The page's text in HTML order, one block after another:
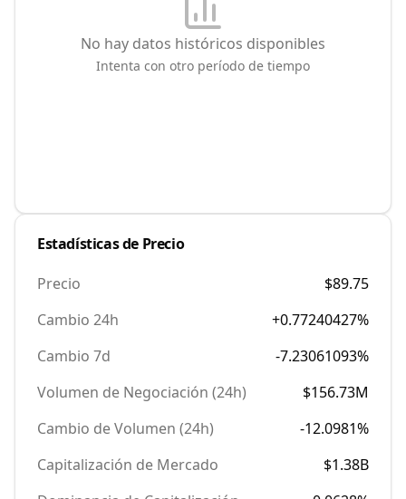
No hay datos históricos disponibles
Intenta con otro período de tiempo
Estadísticas de Precio
Precio
$89.75
Cambio 24h
+0.77240427%
Cambio 7d
-7.23061093%
Volumen de Negociación (24h)
$156.73M
Cambio de Volumen (24h)
-12.0981%
Capitalización de Mercado
$1.38B